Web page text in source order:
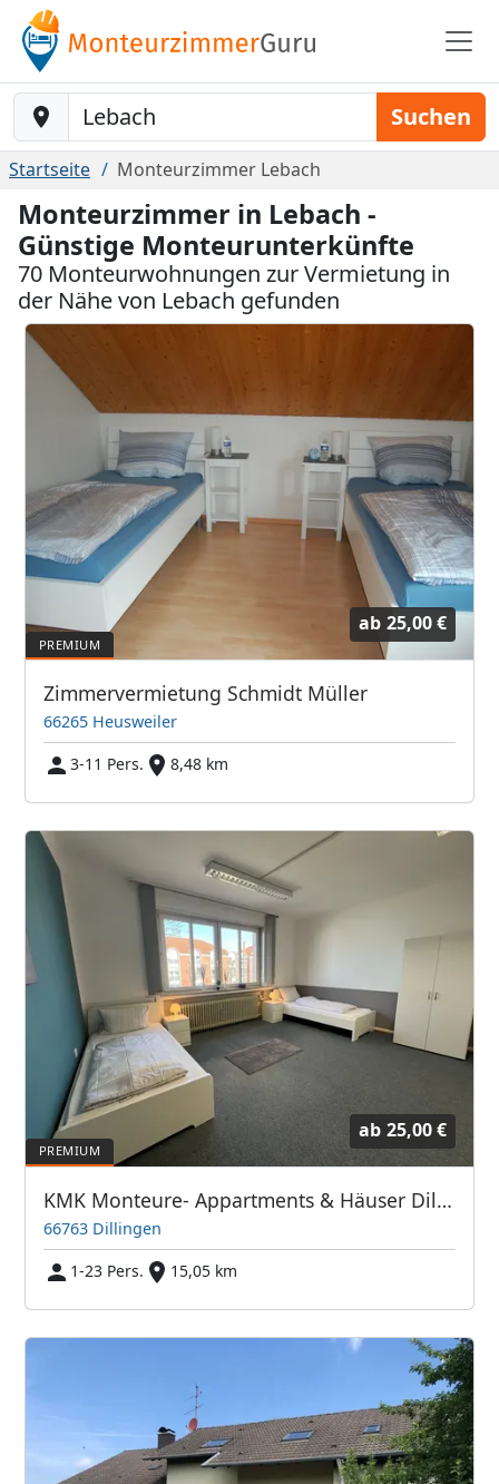
Baustelle-Location Suchen
Startseite Monteurzimmer Lebach
Monteurzimmer in Lebach -
Günstige Monteurunterkünfte
70 Monteurwohnungen zur Vermietung in
der Nähe von Lebach gefunden
ab 25,00 €
Zimmervermietung Schmidt Müller
66265 Heusweiler
3-11 Pers.
8,48 km
ab 25,00 €
KMK Monteure- Appartments & Häuser Dillingen Saar - Bis zu 250 Betten
66763 Dillingen
1-23 Pers.
15,05 km